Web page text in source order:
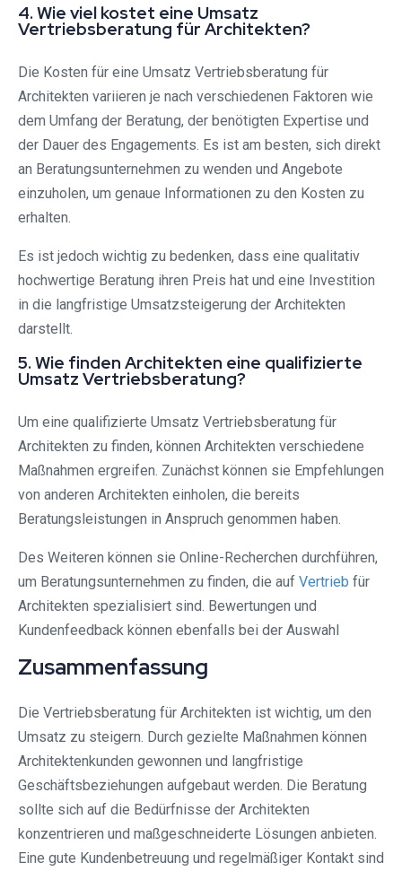
4. Wie viel kostet eine Umsatz
Vertriebsberatung für Architekten?
Die Kosten für eine Umsatz Vertriebsberatung für
Architekten variieren je nach verschiedenen Faktoren wie
dem Umfang der Beratung, der benötigten Expertise und
der Dauer des Engagements. Es ist am besten, sich direkt
an Beratungsunternehmen zu wenden und Angebote
einzuholen, um genaue Informationen zu den Kosten zu
erhalten.
Es ist jedoch wichtig zu bedenken, dass eine qualitativ
hochwertige Beratung ihren Preis hat und eine Investition
in die langfristige Umsatzsteigerung der Architekten
darstellt.
5. Wie finden Architekten eine qualifizierte
Umsatz Vertriebsberatung?
Um eine qualifizierte Umsatz Vertriebsberatung für
Architekten zu finden, können Architekten verschiedene
Maßnahmen ergreifen. Zunächst können sie Empfehlungen
von anderen Architekten einholen, die bereits
Beratungsleistungen in Anspruch genommen haben.
Des Weiteren können sie Online-Recherchen durchführen,
um Beratungsunternehmen zu finden, die auf Vertrieb für
Architekten spezialisiert sind. Bewertungen und
Kundenfeedback können ebenfalls bei der Auswahl
Zusammenfassung
Die Vertriebsberatung für Architekten ist wichtig, um den
Umsatz zu steigern. Durch gezielte Maßnahmen können
Architektenkunden gewonnen und langfristige
Geschäftsbeziehungen aufgebaut werden. Die Beratung
sollte sich auf die Bedürfnisse der Architekten
konzentrieren und maßgeschneiderte Lösungen anbieten.
Eine gute Kundenbetreuung und regelmäßiger Kontakt sind